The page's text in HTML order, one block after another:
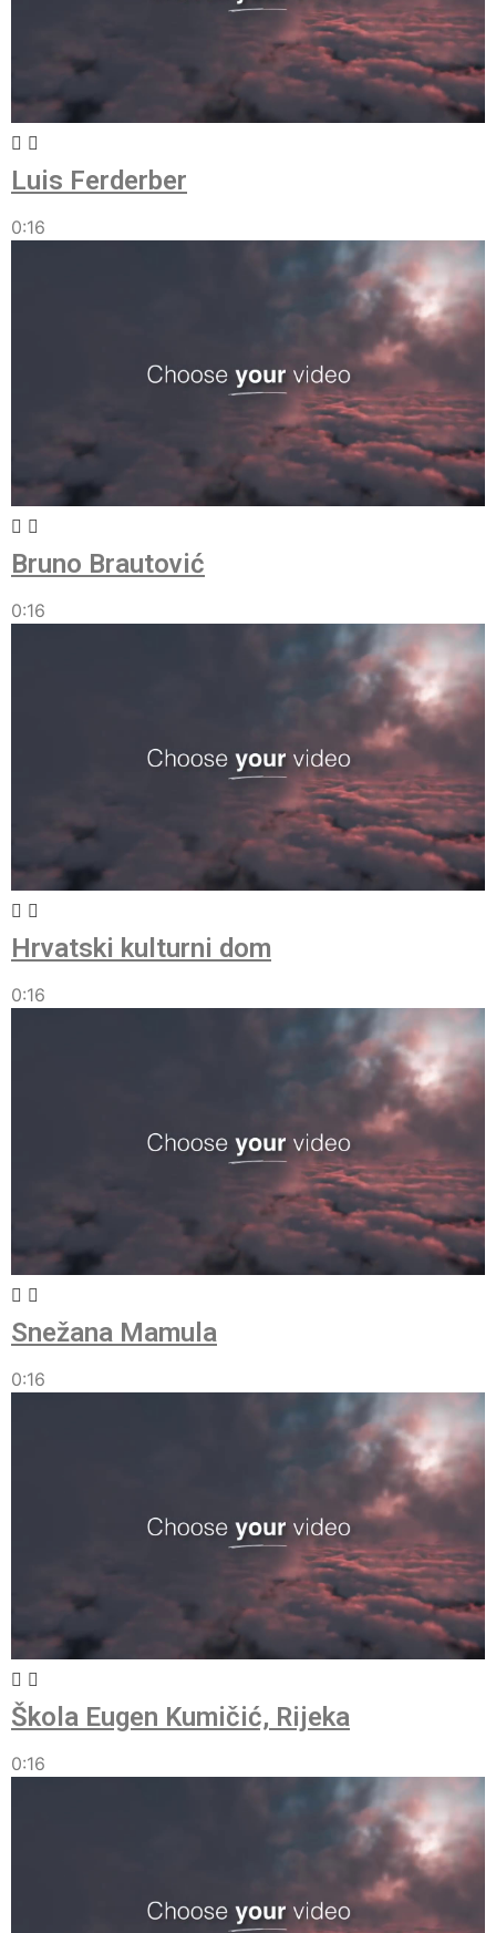
Luis Ferderber
0:16
Bruno Brautović
0:16
Hrvatski kulturni dom
0:16
Snežana Mamula
0:16
Škola Eugen Kumičić, Rijeka
0:16